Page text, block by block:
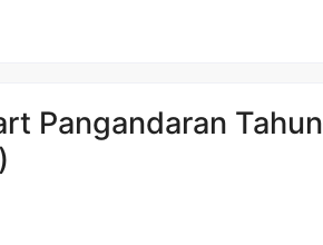
Pangandaran Tahun